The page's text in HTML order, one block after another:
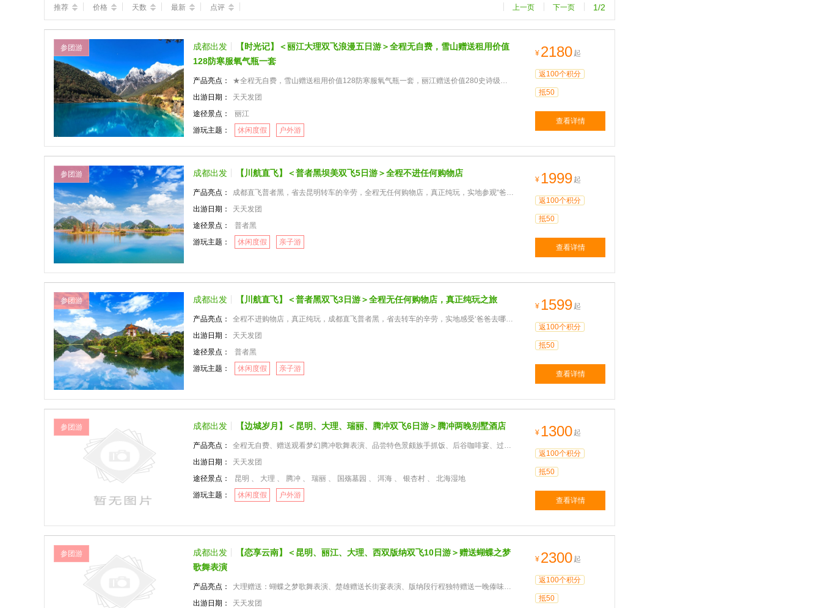
推荐 价格 天数 最新 点评 上一页 下一页 1/2
参团游 成都出发
【时光记】＜丽江大理双飞浪漫五日游＞全程无自费，雪山赠送租用价值
128防寒服氧气瓶一套
产品亮点：
★全程无自费，雪山赠送租用价值128防寒服氧气瓶一套，丽江赠送价值280史诗级大型表演丽水金沙★汽车自驾环游洱海，全新方式饱览
出游日期：
天天发团
途径景点：
丽江
游玩主题：
休闲度假 户外游
¥ 2180 起
返100个积分
抵50
查看详情
参团游 成都出发 【川航直飞】＜普者黑坝美双飞5日游＞全程不进任何购物店
产品亮点：
成都直飞普者黑，省去昆明转车的辛劳，全程无任何购物店，真正纯玩，实地参观“爸爸去哪儿”和“三生三世十里桃花”拍摄地
出游日期：
天天发团
途径景点：
普者黑
游玩主题：
休闲度假 亲子游
¥ 1999 起
返100个积分
抵50
查看详情
参团游 成都出发 【川航直飞】＜普者黑双飞3日游＞全程无任何购物店，真正纯玩之旅
产品亮点：
全程不进购物店，真正纯玩，成都直飞普者黑，省去转车的辛劳，实地感受‘爸爸去哪儿’和‘三生三世十里桃花’拍摄地的美景。
出游日期：
天天发团
途径景点：
普者黑
游玩主题：
休闲度假 亲子游
¥ 1599 起
返100个积分
抵50
查看详情
参团游 成都出发 【边城岁月】＜昆明、大理、瑞丽、腾冲双飞6日游＞腾冲两晚别墅酒店
产品亮点：
全程无自费、赠送观看梦幻腾冲歌舞表演、品尝特色景颇族手抓饭、后谷咖啡宴、过桥米线
出游日期：
天天发团
途径景点：
昆明 、 大理 、 腾冲 、 瑞丽 、 国殇墓园 、 洱海 、 银杏村 、 北海湿地
游玩主题：
休闲度假 户外游
¥ 1300 起
返100个积分
抵50
查看详情
参团游 成都出发
【恋享云南】＜昆明、丽江、大理、西双版纳双飞10日游＞赠送蝴蝶之梦
歌舞表演
产品亮点：
大理赠送：蝴蝶之梦歌舞表演、楚雄赠送长街宴表演、版纳段行程独特赠送一晚傣味特色大餐
出游日期：
天天发团
¥ 2300 起
返100个积分
抵50